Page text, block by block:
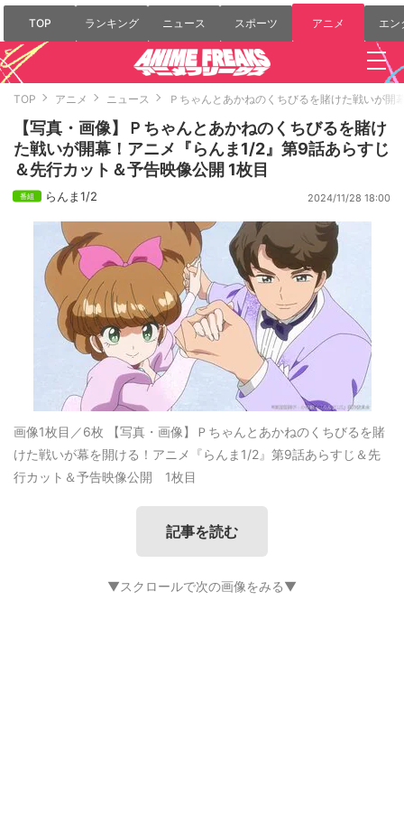
TOP ランキング ニュース スポーツ アニメ エン
TOP アニメ ニュース Ｐちゃんとあかねのくちびるを賭けた戦いが
【写真・画像】Ｐちゃんとあかねのくちびるを賭け
た戦いが開幕！アニメ『らんま1/2』第9話あらすじ
＆先行カット＆予告映像公開 1枚目
らんま1/2 2024/11/28 18:00
画像1枚目／6枚 【写真・画像】Ｐちゃんとあかねのくちびるを賭
けた戦いが幕を開ける！アニメ『らんま1/2』第9話あらすじ＆先
行カット＆予告映像公開 1枚目
記事を読む
▼スクロールで次の画像をみる▼